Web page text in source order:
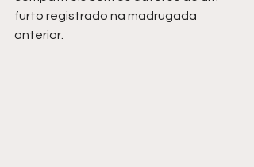
furto registrado na madrugada
anterior.